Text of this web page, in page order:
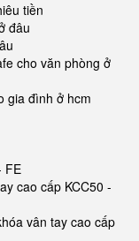
tiền
đâu
cho văn phòng ở
gia đình ở hcm
FE
cao cấp KCC50 -
vân tay cao cấp